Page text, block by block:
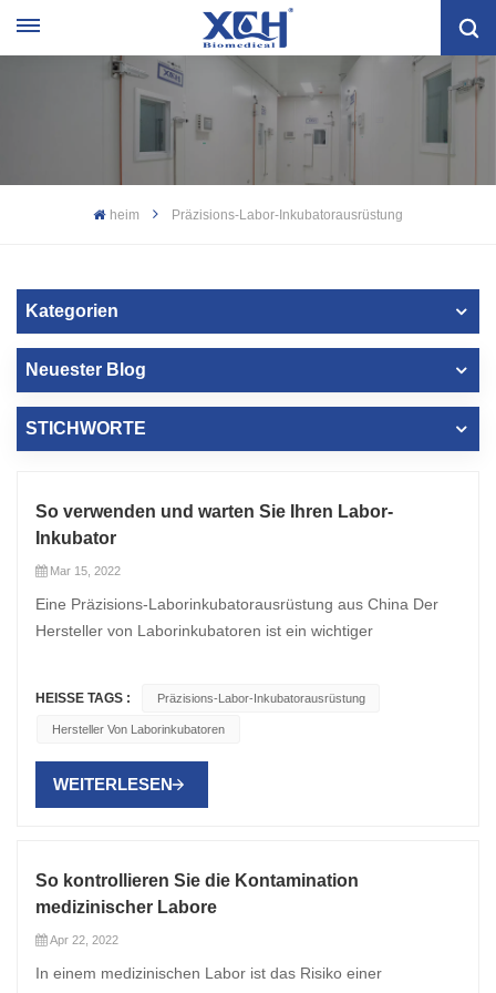
heim Präzisions-Labor-Inkubatorausrüstung
Kategorien
Neuester Blog
STICHWORTE
So verwenden und warten Sie Ihren Labor-
Inkubator
Mar 15, 2022
Eine Präzisions-Laborinkubatorausrüstung aus China Der
Hersteller von Laborinkubatoren ist ein wichtiger
und Wartung Ihrer Ausrüstung. Darüber hinaus können
einige Modelle ziemlich teuer werden, und Sie möchten Ihre
Maschine möglicherweise nicht so oft ersetzen. 1. Platzieren
Sie Ihr Gerät richtig Die richtige Platzierung Ihres Geräts
Auswahl des besten Standorts für Ihren Labor-Inkubator
müssen Sie die folgenden Faktoren berücksichtigen: Türen
die Wahrscheinlichkeit von Pilzwachstum erhöhen. Darüber
hinaus erzeugen sie einen Luftstrom, der die
HEISSE TAGS : Präzisions-Labor-Inkubatorausrüstung
Hersteller Von Laborinkubatoren
WEITERLESEN
So kontrollieren Sie die Kontamination
medizinischer Labore
Apr 22, 2022
In einem medizinischen Labor ist das Risiko einer